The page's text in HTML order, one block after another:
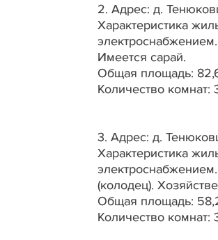
2. Адрес: д.
Характеристика
Имеется сарай.
Общая площадь:
Количество комнат:
3. Адрес: д.
Характеристика
(колодец).
Общая площадь:
Количество комнат: